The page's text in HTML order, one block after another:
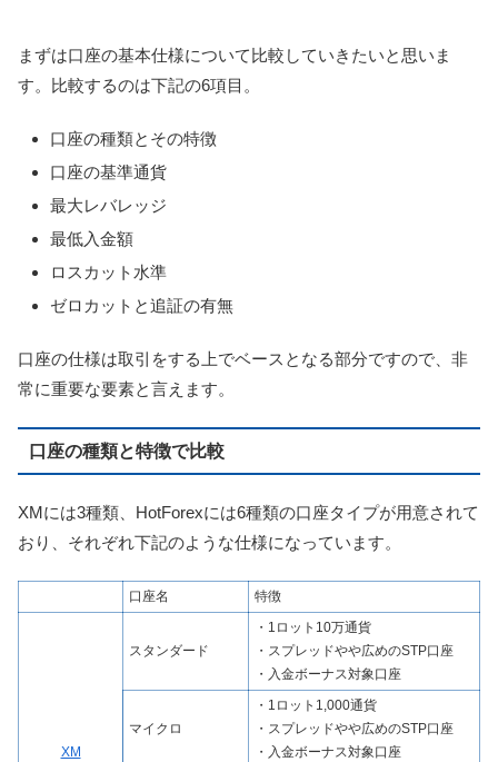
まずは口座の基本仕様について比較していきたいと思いま
す。比較するのは下記の6項目。
口座の種類とその特徴
口座の基準通貨
最大レバレッジ
最低入金額
ロスカット水準
ゼロカットと追証の有無
口座の仕様は取引をする上でベースとなる部分ですので、非
常に重要な要素と言えます。
口座の種類と特徴で比較
XMには3種類、HotForexには6種類の口座タイプが用意されて
おり、それぞれ下記のような仕様になっています。
口座名 特徴
XM
スタンダード
・1ロット10万通貨
・スプレッドやや広めのSTP口座
・入金ボーナス対象口座
マイクロ
・1ロット1,000通貨
・スプレッドやや広めのSTP口座
・入金ボーナス対象口座